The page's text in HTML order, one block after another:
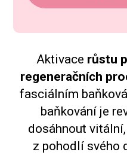
Aktivace růstu
regeneračních
fasciálním
baňkování je
dosáhnout
z pohodlí svého